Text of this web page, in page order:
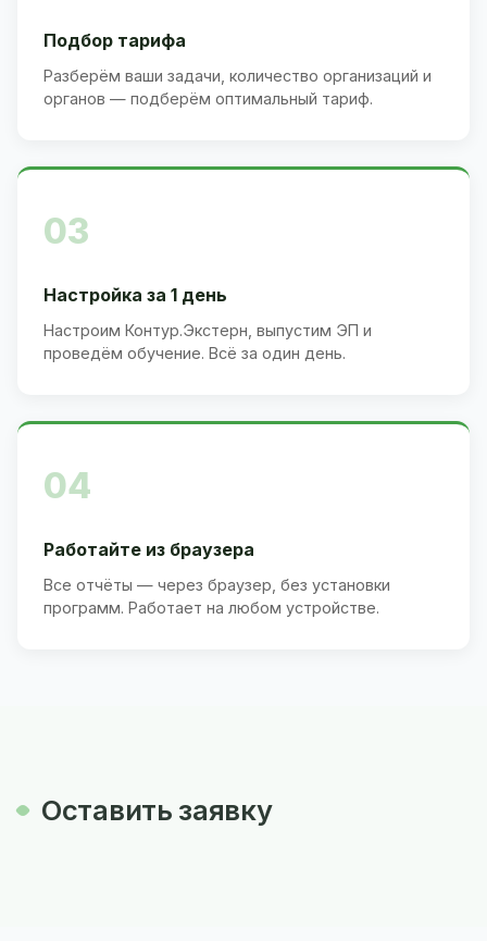
Подбор тарифа
Разберём ваши задачи, количество организаций и
органов — подберём оптимальный тариф.
03
Настройка за 1 день
Настроим Контур.Экстерн, выпустим ЭП и
проведём обучение. Всё за один день.
04
Работайте из браузера
Все отчёты — через браузер, без установки
программ. Работает на любом устройстве.
Оставить заявку